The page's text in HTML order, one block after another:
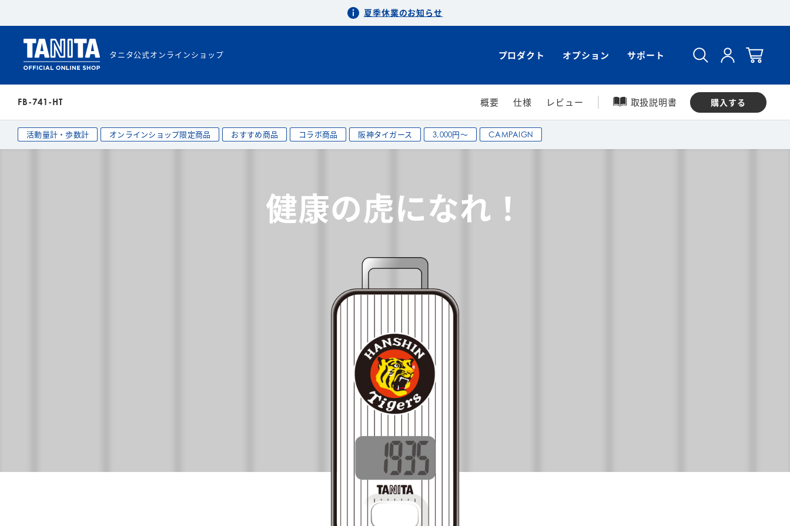
夏季休業のお知らせ
タニタ公式オンラインショップ プロダクト オプション サポート
FB-741-HT 概要 仕様 レビュー 取扱説明書 購入する
活動量計・歩数計 オンラインショップ限定商品 おすすめ商品 コラボ商品 阪神タイガース 3,000円〜 CAMPAIGN
健康の虎になれ！